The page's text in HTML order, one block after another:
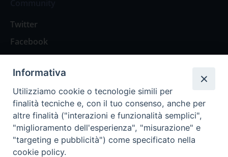
Twitter
Facebook
Contattaci
Spazio Lettori
Eventi
Eventi diocesani
Informativa
Utilizziamo cookie o tecnologie simili per
finalità tecniche e, con il tuo consenso, anche per
altre finalità ("interazioni e funzionalità semplici",
"miglioramento dell'esperienza", "misurazione" e
"targeting e pubblicità") come specificato nella
cookie policy.